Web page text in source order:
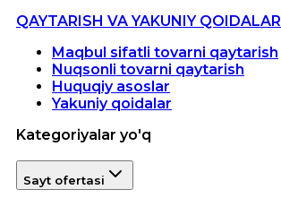
QAYTARISH VA YAKUNIY QOIDALAR
Maqbul sifatli tovarni qaytarish
Nuqsonli tovarni qaytarish
Huquqiy asoslar
Yakuniy qoidalar
Kategoriyalar yo'q
Sayt ofertasi